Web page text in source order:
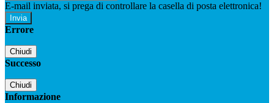
E-mail inviata, si prega di controllare la casella di posta elettronica!
Errore
Chiudi
Successo
Chiudi
Informazione